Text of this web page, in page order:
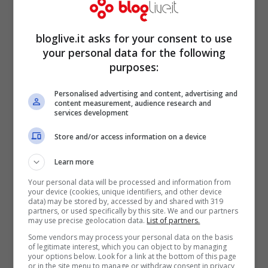
va
Stop al calciomercato, finalmente la
parola torna al pallone
Feb 1, 2014
Chi ha fatto palo? La diretta in
bloglive.it asks for your consent to use
your personal data for the following
purposes:
Personalised advertising and content, advertising and
content measurement, audience research and
services development
Store and/or access information on a device
Learn more
Your personal data will be processed and information from
your device (cookies, unique identifiers, and other device
data) may be stored by, accessed by and shared with 319
partners, or used specifically by this site. We and our partners
may use precise geolocation data. List of partners.
Some vendors may process your personal data on the basis
of legitimate interest, which you can object to by managing
your options below. Look for a link at the bottom of this page
or in the site menu to manage or withdraw consent in privacy